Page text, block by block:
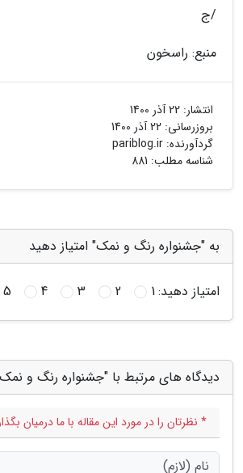
/ج
منبع: راسخون
انتشار: 22 آذر 1400
بروزرسانی: 22 آذر 1400
گردآورنده: pariblog.ir
شناسه مطلب: 881
به "جشنواره رنگ و نمک" امتیاز دهید
امتیاز دهید:1
2
3
4
5
دیدگاه های مرتبط با "جشنواره رنگ و
* نظرتان را در مورد این مقاله با ما درمیان